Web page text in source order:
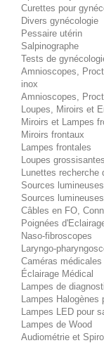
Curettes pour
Divers gynécologie
Pessaire utérin
Salpinographe
Tests de
Amnioscopes,
inox
Amnioscopes,
Loupes, Miroirs et
Miroirs et Lampes
Miroirs frontaux
Lampes frontales
Loupes grossisantes
Lunettes
Sources
Sources lumineuses
Câbles en FO,
Poignées
Naso-fibroscopes
Laryngo-
Caméras médicales
Éclairage Médical
Lampes de
Lampes
Lampes LED pour
Lampes de Wood
Audiométrie et